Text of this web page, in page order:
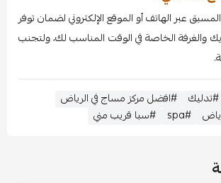
عبر الهاتف أو الموقع الإلكتروني لضمان توفر
والغرفة الخاصة في الوقت المناسب لك، ولتجنب
#تدليك
#افضل مركز مساج في الرياض
#spa #سبا قريب مني